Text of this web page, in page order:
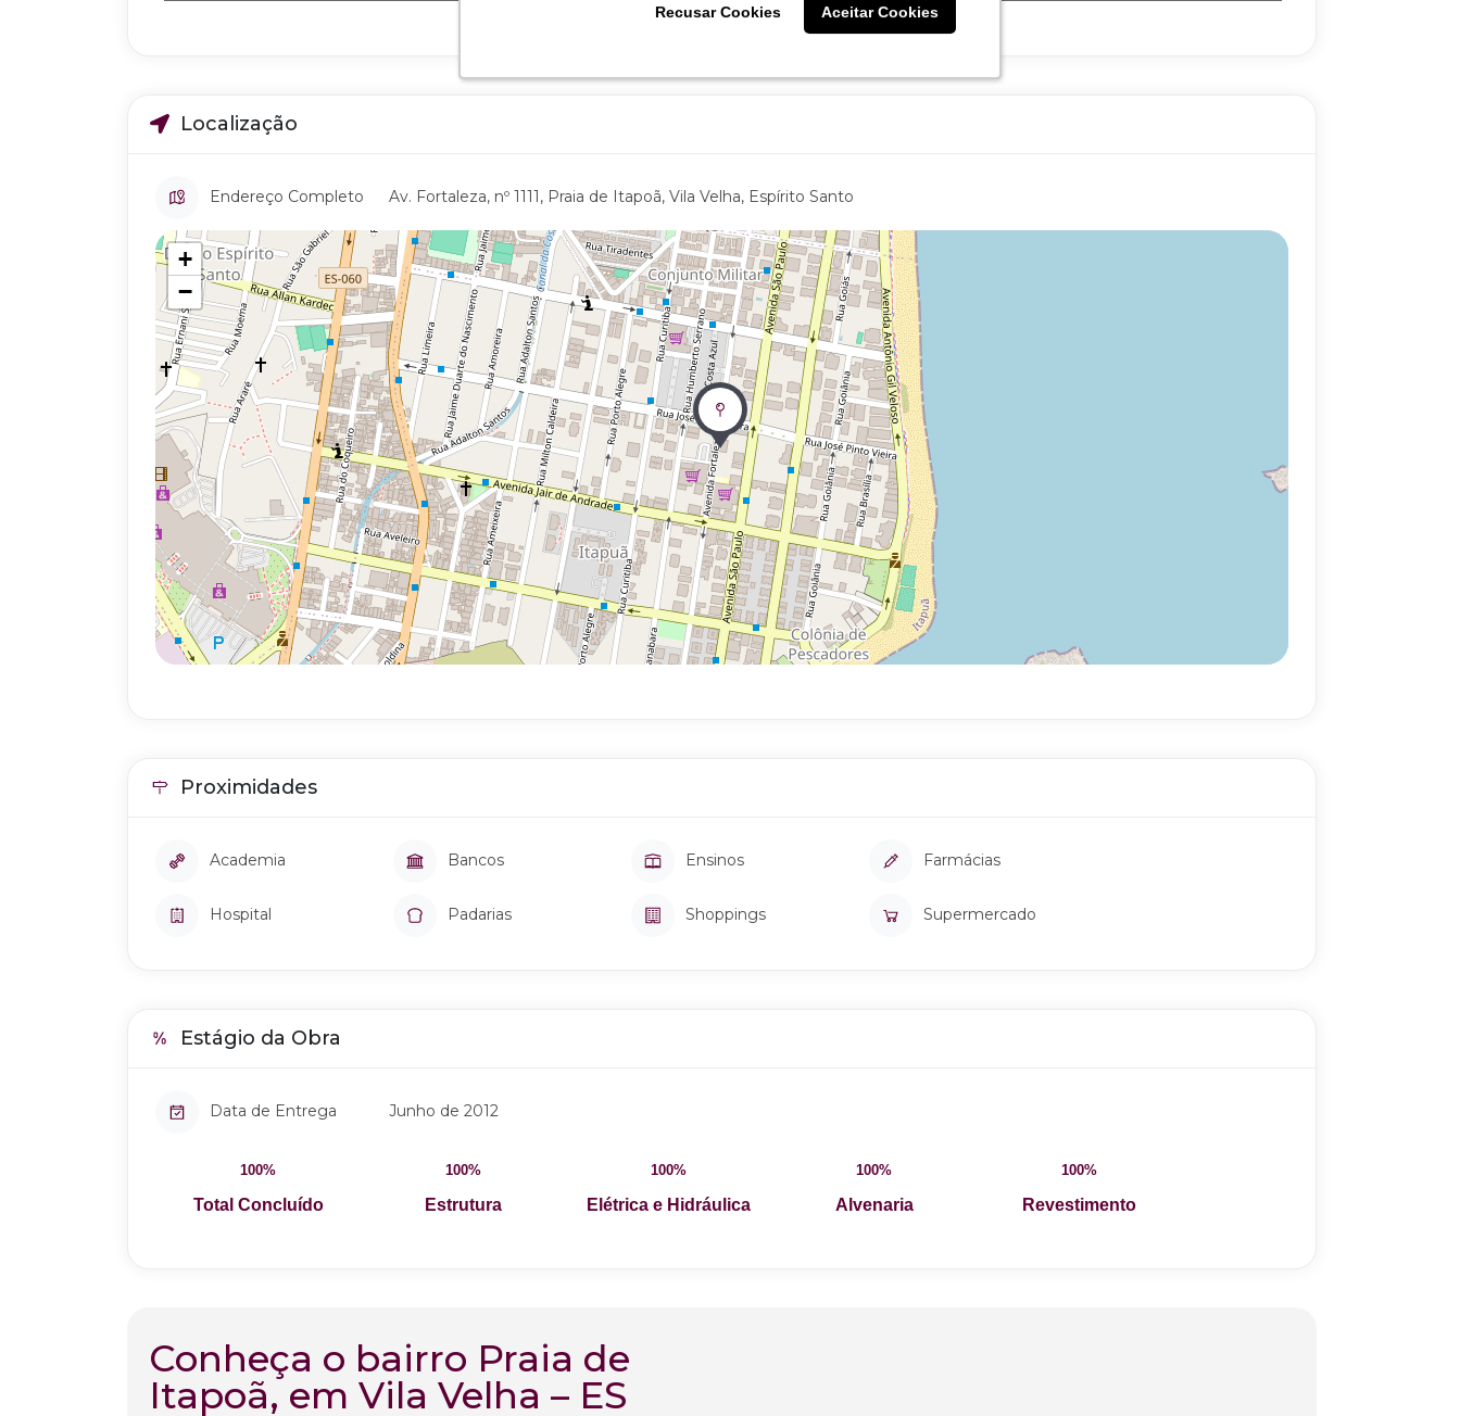
Recusar Cookies Aceitar Cookies
Recusar Cookies Aceitar Cookies
Localização
Endereço Completo Av. Fortaleza, nº 1111, Praia de Itapoã, Vila Velha, Espírito Santo
+
−
Proximidades
Academia Bancos Ensinos Farmácias
Hospital Padarias Shoppings Supermercado
Estágio da Obra
Data de Entrega Junho de 2012
100%
Total Concluído
100%
Estrutura
100%
Elétrica e Hidráulica
100%
Alvenaria
100%
Revestimento
Conheça o bairro Praia de
Itapoã, em Vila Velha – ES